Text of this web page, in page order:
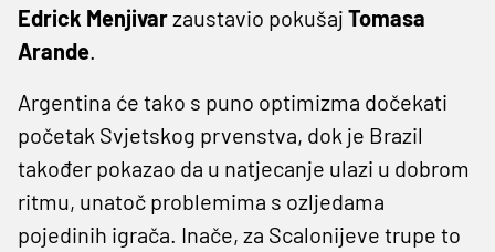
Edrick Menjivarzaustavio pokušaj Tomasa
Arande.
Argentina će tako s puno optimizma dočekati
početak Svjetskog prvenstva, dok je Brazil
također pokazao da u natjecanje ulazi u dobrom
ritmu, unatoč problemima s ozljedama
pojedinih igrača. Inače, za Scalonijeve trupe to